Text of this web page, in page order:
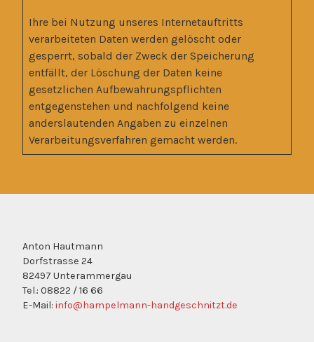
Ihre bei Nutzung unseres Internetauftritts
verarbeiteten Daten werden gelöscht oder
gesperrt, sobald der Zweck der Speicherung
entfällt, der Löschung der Daten keine
gesetzlichen Aufbewahrungspflichten
entgegenstehen und nachfolgend keine
anderslautenden Angaben zu einzelnen
Verarbeitungsverfahren gemacht werden.
Anton Hautmann
Dorfstrasse 24
82497 Unterammergau
Tel.: 08822 / 16 66
E-Mail: info@hampelmann-handgeschnitzt.de